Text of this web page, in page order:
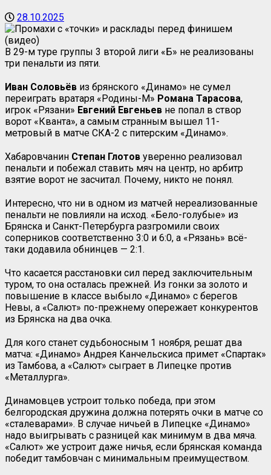
28.10.2025
В 29-м туре группы 3 второй лиги «Б» не реализованы
три пенальти из пяти.
Иван Соловьёв из брянского «Динамо» не сумел
переиграть вратаря «Родины-М» Романа Тарасова,
игрок «Рязани» Евгений Евгеньев не попал в створ
ворот «Кванта», а самым странным вышел 11-
метровый в матче СКА-2 с питерским «Динамо».
Хабаровчанин Степан Глотов уверенно реализовал
пенальти и побежал ставить мяч на центр, но арбитр
взятие ворот не засчитал. Почему, никто не понял.
Интересно, что ни в одном из матчей нереализованные
пенальти не повлияли на исход. «Бело-голубые» из
Брянска и Санкт-Петербурга разгромили своих
соперников соответственно 3:0 и 6:0, а «Рязань» всё-
таки додавила обнинцев — 2:1.
Что касается расстановки сил перед заключительным
туром, то она осталась прежней. Из гонки за золото и
повышение в классе выбыло «Динамо» с берегов
Невы, а «Салют» по-прежнему опережает конкурентов
из Брянска на два очка.
Для кого станет судьбоносным 1 ноября, решат два
матча: «Динамо» Андрея Канчельскиса примет «Спартак»
из Тамбова, а «Салют» сыграет в Липецке против
«Металлурга».
Динамовцев устроит только победа, при этом
белгородская дружина должна потерять очки в матче со
«сталеварами». В случае ничьей в Липецке «Динамо»
надо выигрывать с разницей как минимум в два мяча.
«Салют» же устроит даже ничья, если брянская команда
победит тамбовчан с минимальным преимуществом.